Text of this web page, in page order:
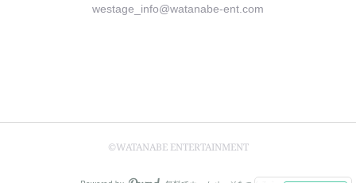
westage_info@watanabe-ent.com
©WATANABE ENTERTAINMENT